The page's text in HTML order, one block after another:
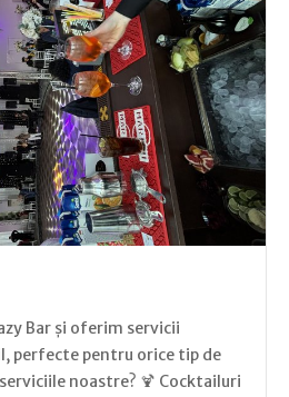
Bar și oferim servicii
perfecte pentru orice tip de
noastre? 🍹 Cocktailuri